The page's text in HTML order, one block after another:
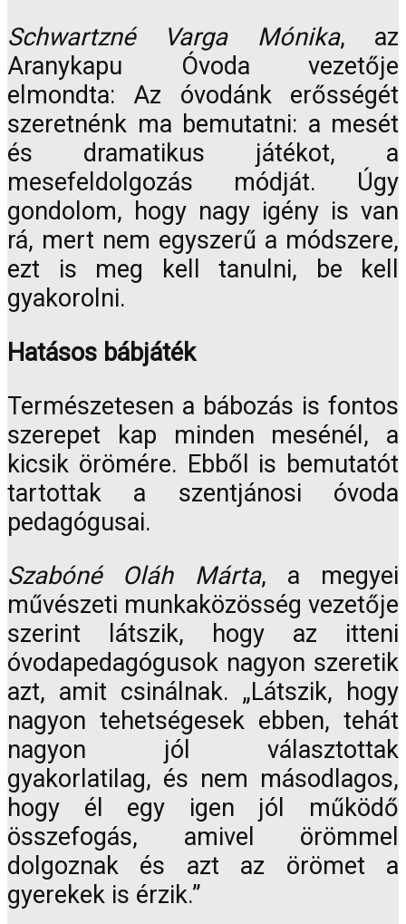
Schwartzné Varga Mónika, az
Aranykapu Óvoda vezetője
elmondta: Az óvodánk erősségét
szeretnénk ma bemutatni: a mesét
és dramatikus játékot, a
mesefeldolgozás módját. Úgy
gondolom, hogy nagy igény is van
rá, mert nem egyszerű a módszere,
ezt is meg kell tanulni, be kell
gyakorolni.
Hatásos bábjáték
Természetesen a bábozás is fontos
szerepet kap minden mesénél, a
kicsik örömére. Ebből is bemutatót
tartottak a szentjánosi óvoda
pedagógusai.
Szabóné Oláh Márta, a megyei
művészeti munkaközösség vezetője
szerint látszik, hogy az itteni
óvodapedagógusok nagyon szeretik
azt, amit csinálnak. „Látszik, hogy
nagyon tehetségesek ebben, tehát
nagyon jól választottak
gyakorlatilag, és nem másodlagos,
hogy él egy igen jól működő
összefogás, amivel örömmel
dolgoznak és azt az örömet a
gyerekek is érzik.”